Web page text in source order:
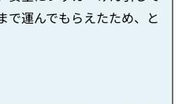
で運んでもらえたため、と